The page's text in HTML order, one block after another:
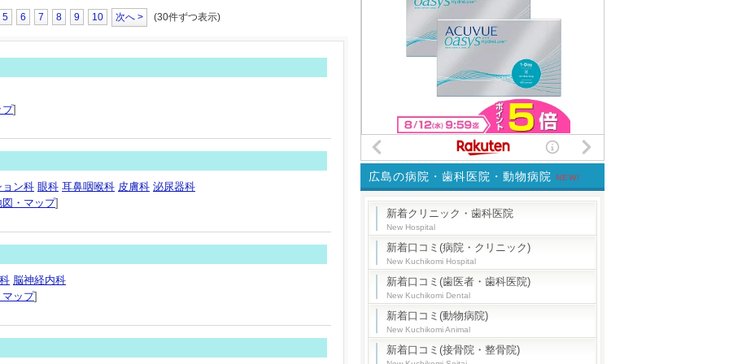
5 6 7 8 9 10 次へ > (30件ずつ表示)
プ]
ョン科 眼科 耳鼻咽喉科 皮膚科 泌尿器科
図・マップ]
脳神経内科
マップ]
広島の病院・歯科医院・動物病院 NEW!
新着クリニック・歯科医院
New Hospital
新着口コミ(病院・クリニック)
New Kuchikomi Hospital
新着口コミ(歯医者・歯科医院)
New Kuchikomi Dental
新着口コミ(動物病院)
New Kuchikomi Animal
新着口コミ(接骨院・整骨院)